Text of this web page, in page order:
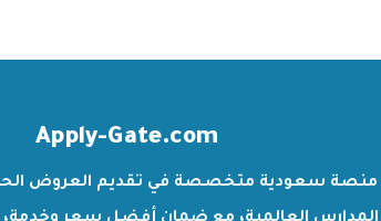
Apply-Gate.com
منصة سعودية متخصصة في تقديم العروض